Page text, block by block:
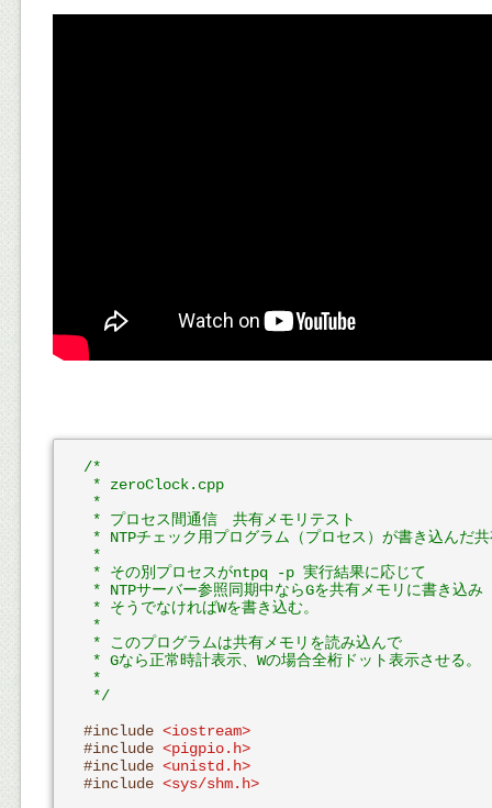
/*
* zeroClock.cpp
*
* プロセス間通信　共有メモリテスト
* NTPチェック用プログラム（プロセス）が書き込んだ
*
* その別プロセスがntpq -p 実行結果に応じて
* NTPサーバー参照同期中ならGを共有メモリに書き込み
* そうでなければWを書き込む。
*
* このプログラムは共有メモリを読み込んで
* Gなら正常時計表示、Wの場合全桁ドット表示させる。
*
*/
#include <iostream>
#include <pigpio.h>
#include <unistd.h>
#include <sys/shm.h>